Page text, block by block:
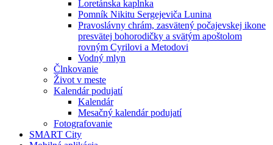
Loretánska kaplnka
Pomník Nikitu Sergejeviča Lunina
Pravoslávny chrám, zasvätený počajevskej ikone
presvätej bohorodičky a svätým apoštolom
rovným Cyrilovi a Metodovi
Vodný mlyn
Člnkovanie
Život v meste
Kalendár podujatí
Kalendár
Mesačný kalendár podujatí
Fotografovanie
SMART City